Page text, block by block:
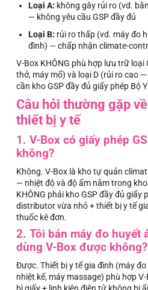
Loại A: không gây rủi ro (vd.
— không yêu cầu GSP đầy đủ
Loại B: rủi ro thấp (vd. máy đo
đình) — chấp nhận climate-
V-Box KHÔNG phù hợp lưu trữ
thở, máy mổ) và loại D (rủi ro cao
cần kho GSP đầy đủ giấy phép Bộ
Câu hỏi thường gặp
thiết bị y tế
1. V-Box có giấy phép
không?
Không. V-Box là kho tự quản
— nhiệt độ và độ ẩm nằm trong
KHÔNG phải kho GSP đầy đủ giấy
distributor vừa nhỏ + thiết bị y tế
thuốc kê đơn.
2. Tôi bán máy đo huyết
dùng V-Box được không?
Được. Thiết bị y tế gia đình (máy
nhiệt kế, máy massage) phù hợp